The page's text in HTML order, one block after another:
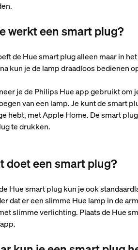
werkt een smart plug?
de Hue smart plug alleen maar in
kun je de lamp draadloos bedienen
je de Philips Hue app gebruikt om
van een lamp. Je kunt de smart
hebt, met Apple Home. De smart
te drukken.
doet een smart plug?
Hue smart plug kun je ook
dat er een slimme Hue lamp in de
slimme verlichting. Plaats de Hue